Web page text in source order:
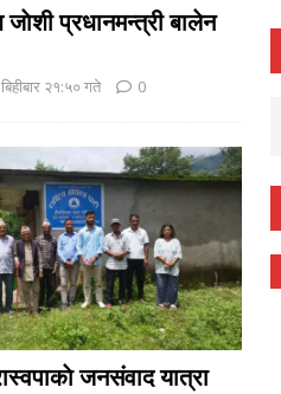
जाेशी प्रधानमन्त्री बालेन
२१:५० गते 0
जनसंवाद यात्रा